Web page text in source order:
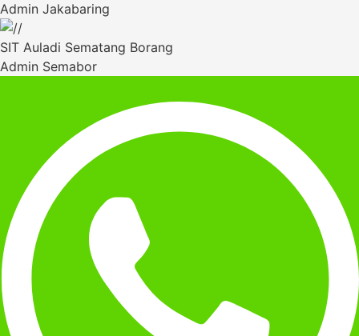
Admin Jakabaring
SIT Auladi Sematang Borang
Admin Semabor